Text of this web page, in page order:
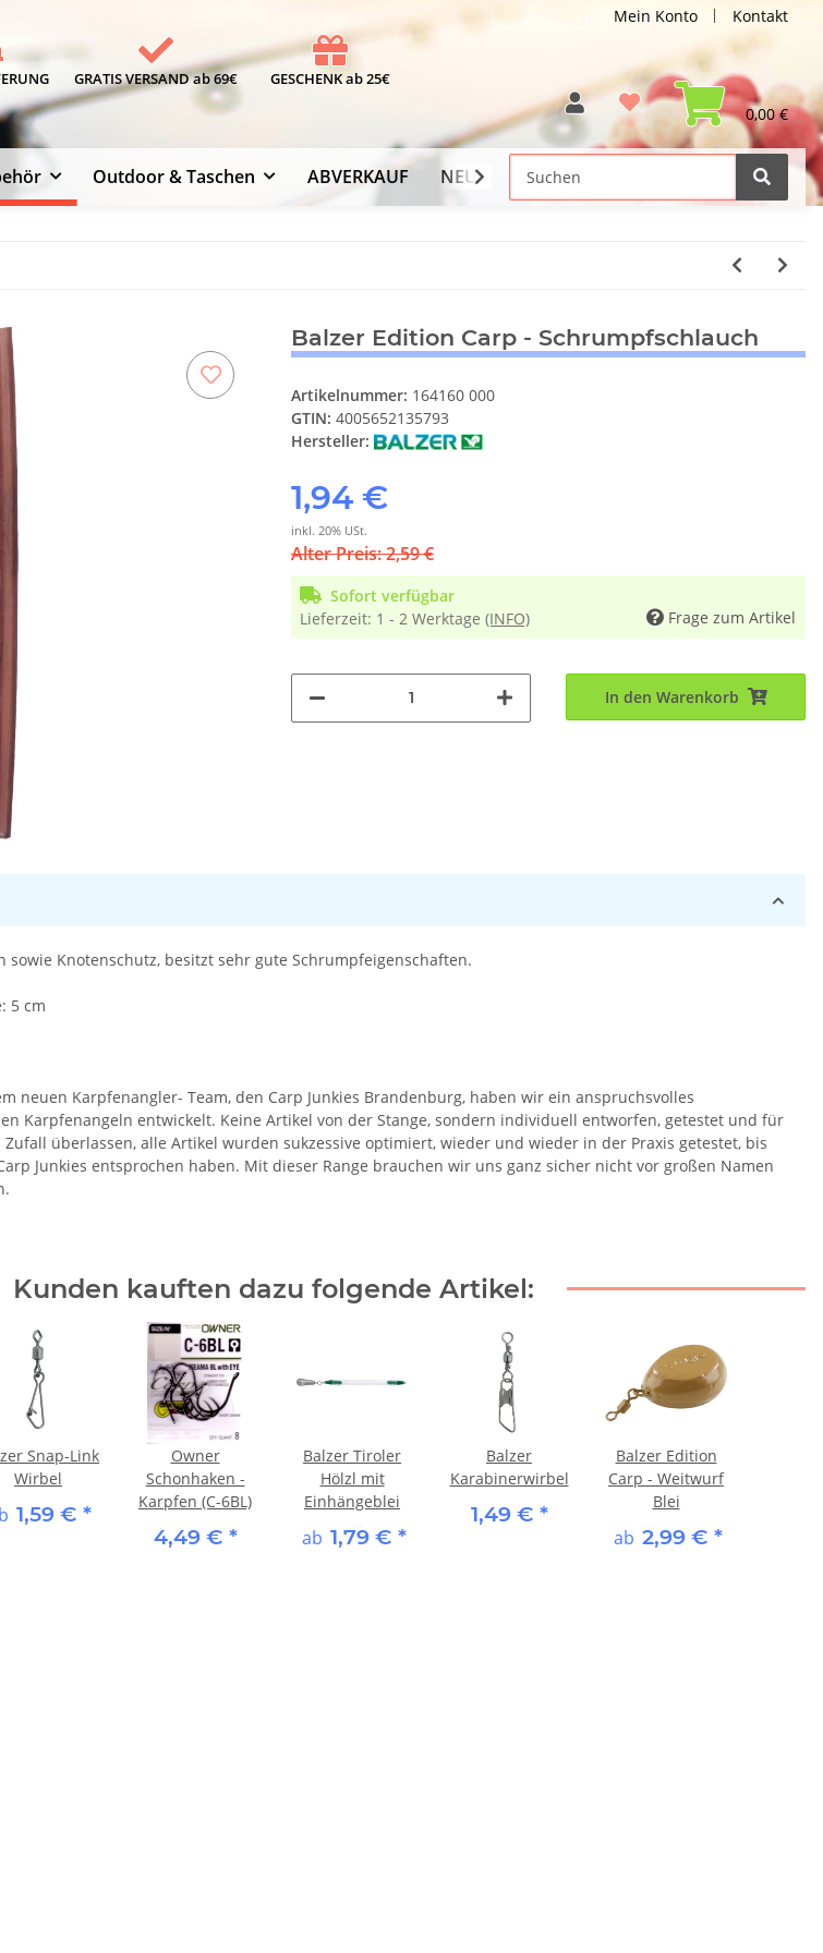
Mein Konto Kontakt
GRATIS VERSAND ab 69€ GESCHENK ab 25€
0,00 €
Outdoor & Taschen ABVERKAUF NEU Versand-Info
Balzer Edition Carp - Schrumpfschlauch
Artikelnummer: 164160 000
GTIN: 4005652135793
Hersteller:
1,94 €
inkl. 20% USt.
Alter Preis: 2,59 €
Sofort verfügbar
Lieferzeit: 1 - 2 Werktage (INFO) Frage zum Artikel
In den Warenkorb
sowie Knotenschutz, besitzt sehr gute Schrumpfeigenschaften.
5 cm
neuen Karpfenangler- Team, den Carp Junkies Brandenburg, haben wir ein anspruchsvolles
Karpfenangeln entwickelt. Keine Artikel von der Stange, sondern individuell entworfen, getestet und für
überlassen, alle Artikel wurden sukzessive optimiert, wieder und wieder in der Praxis getestet, bis
Junkies entsprochen haben. Mit dieser Range brauchen wir uns ganz sicher nicht vor großen Namen
Kunden kauften dazu folgende Artikel:
Snap-Link
Wirbel
1,59 € *
Owner
Schonhaken -
Karpfen (C-6BL)
4,49 € *
Balzer Tiroler
Hölzl mit
Einhängeblei
ab 1,79 € *
Balzer
Karabinerwirbel
1,49 € *
Balzer Edition
Carp - Weitwurf
Blei
ab 2,99 € *